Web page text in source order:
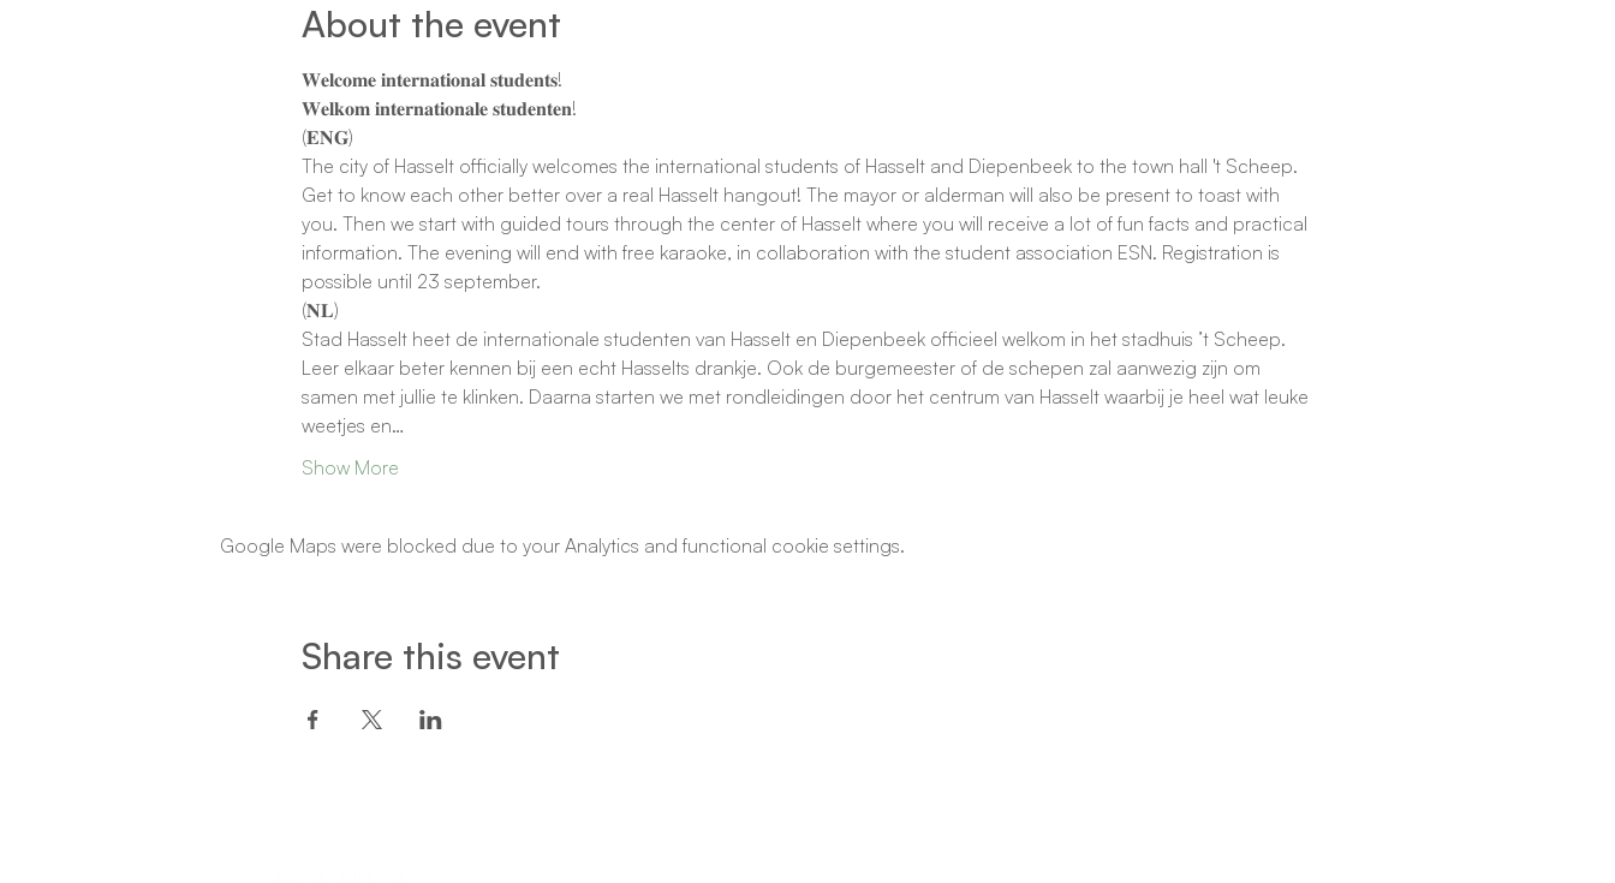
About the event
𝐖𝐞𝐥𝐜𝐨𝐦𝐞 𝐢𝐧𝐭𝐞𝐫𝐧𝐚𝐭𝐢𝐨𝐧𝐚𝐥 𝐬𝐭𝐮𝐝𝐞𝐧𝐭𝐬!
𝐖𝐞𝐥𝐤𝐨𝐦 𝐢𝐧𝐭𝐞𝐫𝐧𝐚𝐭𝐢𝐨𝐧𝐚𝐥𝐞 𝐬𝐭𝐮𝐝𝐞𝐧𝐭𝐞𝐧!
(𝐄𝐍𝐆)
The city of Hasselt officially welcomes the international students of Hasselt and Diepenbeek to the town hall 't Scheep.
Get to know each other better over a real Hasselt hangout! The mayor or alderman will also be present to toast with
you. Then we start with guided tours through the center of Hasselt where you will receive a lot of fun facts and practical
information. The evening will end with free karaoke, in collaboration with the student association ESN. Registration is
possible until 23 september.
(𝐍𝐋)
Stad Hasselt heet de internationale studenten van Hasselt en Diepenbeek officieel welkom in het stadhuis ’t Scheep.
Leer elkaar beter kennen bij een echt Hasselts drankje. Ook de burgemeester of de schepen zal aanwezig zijn om
samen met jullie te klinken. Daarna starten we met rondleidingen door het centrum van Hasselt waarbij je heel wat leuke
weetjes en…
Show More
Google Maps were blocked due to your Analytics and functional cookie settings.
Share this event